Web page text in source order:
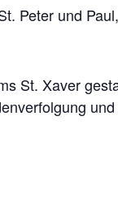
Peter und
St. Xaver